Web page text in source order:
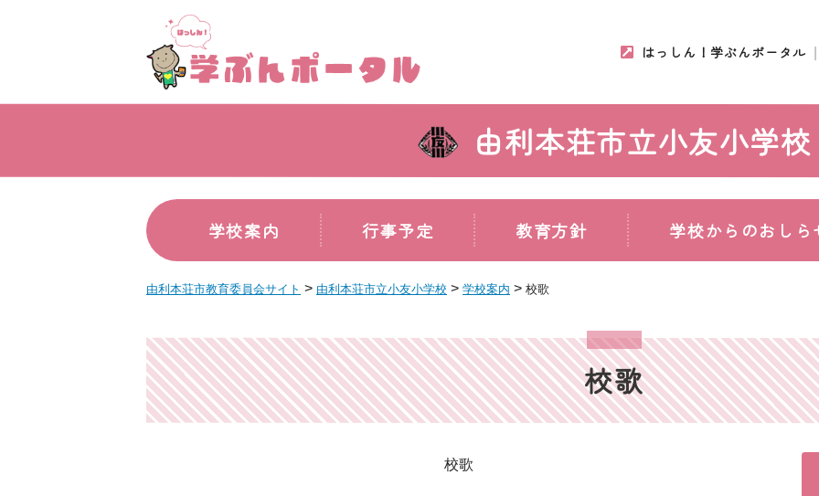
はっしん！学ぶんポータル
由利本荘市立小友小学校
学校案内 行事予定 教育方針 学校からのおしら
由利本荘市教育委員会サイト > 由利本荘市立小友小学校 > 学校案内 > 校歌
校歌
校歌